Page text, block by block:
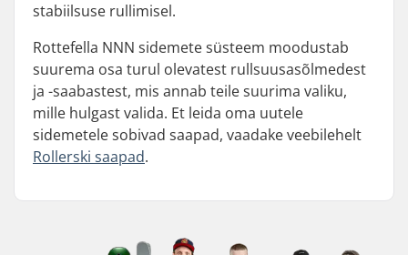
stabiilsuse rullimisel.
Rottefella NNN sidemete süsteem moodustab
suurema osa turul olevatest rullsuusasõlmedest
ja -saabastest, mis annab teile suurima valiku,
mille hulgast valida. Et leida oma uutele
sidemetele sobivad saapad, vaadake veebilehelt
Rollerski saapad.